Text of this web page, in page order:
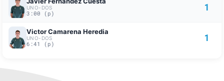
UNO-DOS
3:00 (p)
1
Victor Camarena Heredia
UNO-DOS
6:41 (p)
1